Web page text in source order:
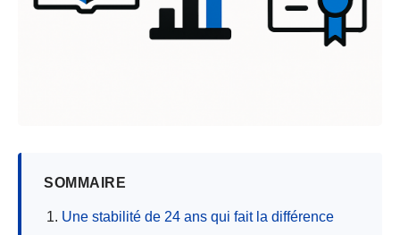
SOMMAIRE
Une stabilité de 24 ans qui fait la différence